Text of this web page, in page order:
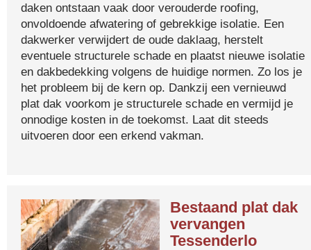
daken ontstaan vaak door verouderde roofing,
onvoldoende afwatering of gebrekkige isolatie. Een
dakwerker verwijdert de oude daklaag, herstelt
eventuele structurele schade en plaatst nieuwe isolatie
en dakbedekking volgens de huidige normen. Zo los je
het probleem bij de kern op. Dankzij een vernieuwd
plat dak voorkom je structurele schade en vermijd je
onnodige kosten in de toekomst. Laat dit steeds
uitvoeren door een erkend vakman.
Bestaand plat dak
vervangen
Tessenderlo